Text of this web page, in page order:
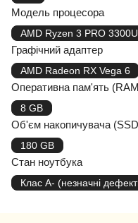
Модель процесора
AMD Ryzen 3 PRO 3300U
Графічний адаптер
AMD Radeon RX Vega 6
Оперативна пам'ять
8 GB
Об'єм накопичувача
180 GB
Стан ноутбука
Клас A- (незначні